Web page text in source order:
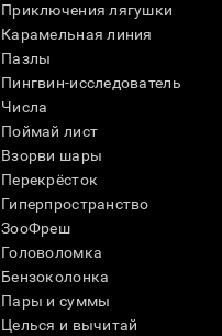
Приключения лягушки
Карамельная линия
Пазлы
Пингвин-исследователь
Числа
Поймай лист
Взорви шары
Перекрёсток
Гиперпространство
ЗооФреш
Головоломка
Бензоколонка
Пары и суммы
Целься и вычитай